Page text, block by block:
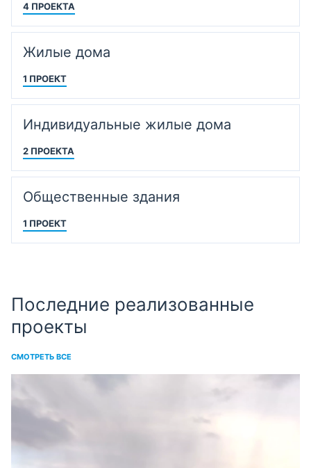
4 ПРОЕКТА
Жилые дома
1 ПРОЕКТ
Индивидуальные жилые дома
2 ПРОЕКТА
Общественные здания
1 ПРОЕКТ
Последние реализованные
проекты
СМОТРЕТЬ ВСЕ